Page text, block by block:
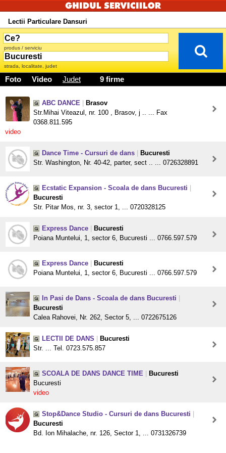
Lectii Particulare Dansuri
produs / serviciu
strada, localitate, judet
Foto Video Judet 9 firme
ABC DANCE
Brasov
Str.Mihai Viteazul, nr. 100 , Brasov, j .. ... Fax
0368.811.595
video
Dance Time - Cursuri de dans
Bucuresti
Str. Washington, Nr. 40-42, parter, sect .. ... 0726328891
Ecstatic Expansion - Scoala de dans Bucuresti
Bucuresti
Str. Pitar Mos, nr. 3, sector 1, ... 0720328125
Express Dance
Bucuresti
Poiana Muntelui, 1, sector 6, Bucuresti ... 0766.597.579
Express Dance
Bucuresti
Poiana Muntelui, 1, sector 6, Bucuresti ... 0766.597.579
In Pasi de Dans - Scoala de dans Bucuresti
Bucuresti
Calea Rahovei, Nr. 262, Sector 5, ... 0722675126
LECTII DE DANS
Bucuresti
Str. ... Tel. 0723.575.857
SCOALA DE DANS DANCE TIME
Bucuresti
Bucuresti
video
Stop&Dance Studio - Cursuri de dans Bucuresti
Bucuresti
Bd. Ion Mihalache, nr. 126, Sector 1, ... 0731326739